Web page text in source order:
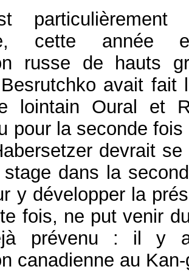
cette année
russe de hauts
avait fait
lointain Oural et
pour la seconde
devrait
dans la
y développer la
fois, ne put venir
prévenu : il y
canadienne au